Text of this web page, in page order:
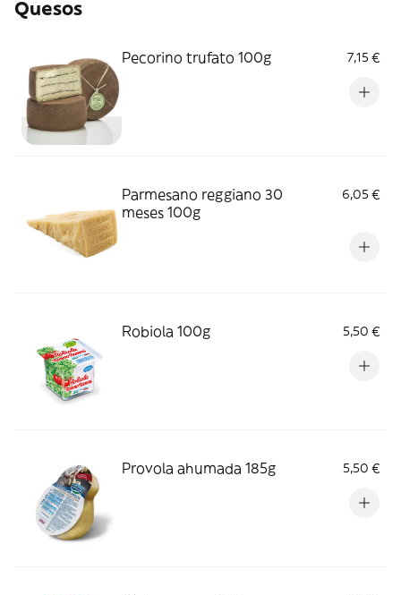
Quesos
Pecorino trufato 100g 7,15 €
Parmesano reggiano 30
meses 100g
6,05 €
Robiola 100g 5,50 €
Provola ahumada 185g 5,50 €